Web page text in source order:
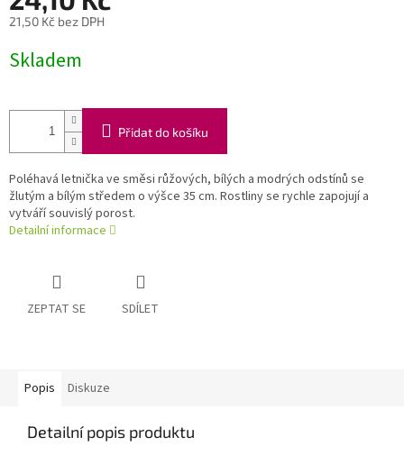
21,50 Kč bez DPH
cena:
Skladem
Přidat do košíku
Poléhavá letnička ve směsi růžových, bílých a modrých odstínů se
žlutým a bílým středem o výšce 35 cm. Rostliny se rychle zapojují a
vytváří souvislý porost.
Detailní informace
ZEPTAT SE SDÍLET
Popis Diskuze
Detailní popis produktu